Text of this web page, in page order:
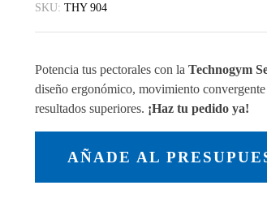
SKU: THY 904
Potencia tus pectorales con la Technogym
diseño ergonómico, movimiento
resultados superiores. ¡Haz tu pedido ya!
AÑADE AL